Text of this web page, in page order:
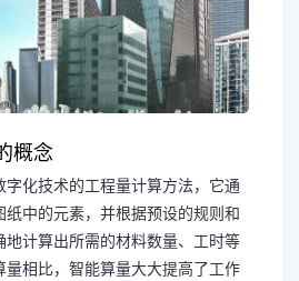
概念
化技术的工程量计算方法，它通
中的元素，并根据预设的规则和
地计算出所需的材料数量、工时等
量相比，智能算量大大提高了工作